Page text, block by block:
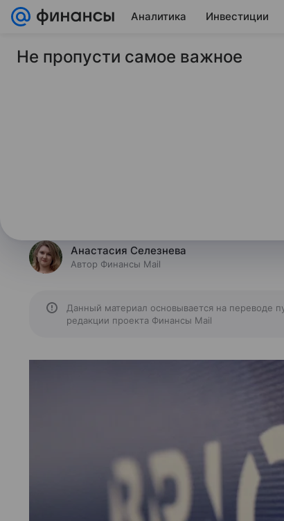
Аналитика Инвестиции
22 мая 2025 Финансы Mail
Новый банк развития БРИКС
официально приняв Алжир,
Анастасия Селезнева
Автор Финансы Mail
Данный материал основывается на переводе
редакции проекта Финансы Mail
Не пропусти самое важное